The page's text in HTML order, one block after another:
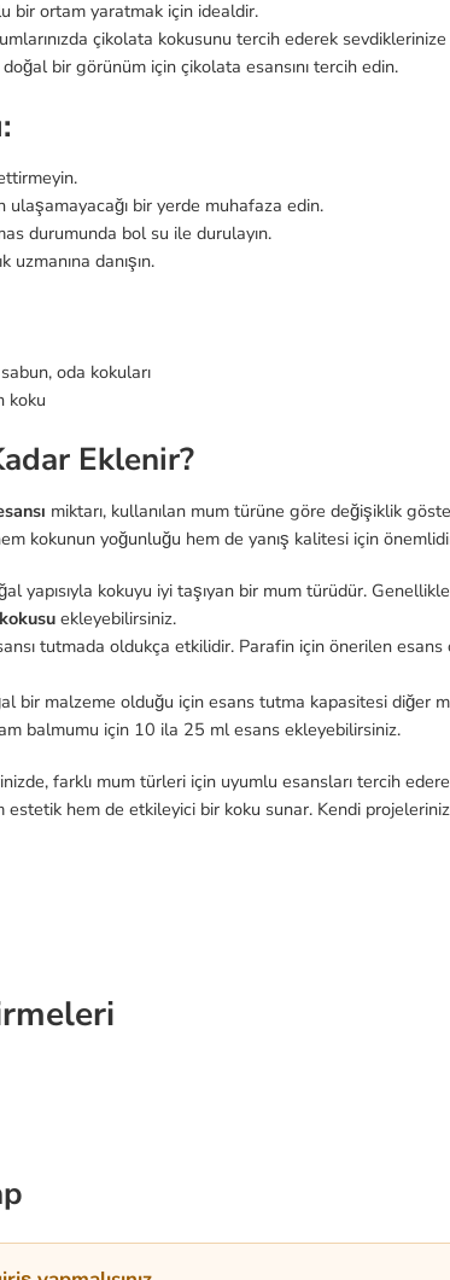
bir ortam yaratmak için idealdir.
çikolata kokusunu tercih ederek
bir görünüm için çikolata esansını tercih edin.
ulaşamayacağı bir yerde muhafaza edin.
durumunda bol su ile durulayın.
uzmanına danışın.
sabun, oda kokuları
koku
Eklenir?
miktarı, kullanılan mum türüne göre değişiklik
kokunun yoğunluğu hem de yanış kalitesi için
yapısıyla kokuyu iyi taşıyan bir mum türüdür.
ekleyebilirsiniz.
tutmada oldukça etkilidir. Parafin için önerilen
bir malzeme olduğu için esans tutma kapasitesi diğer
balmumu için 10 ila 25 ml esans ekleyebilirsiniz.
farklı mum türleri için uyumlu esansları tercih
estetik hem de etkileyici bir koku sunar. Kendi